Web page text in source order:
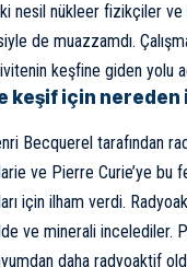
nesil nükleer fizikçiler
de muazzamdı.
keşfine giden yolu
keşif için nereden
Becquerel tarafından
ve Pierre Curie’ye bu
için ilham verdi.
ve minerali incelediler.
daha radyoaktif